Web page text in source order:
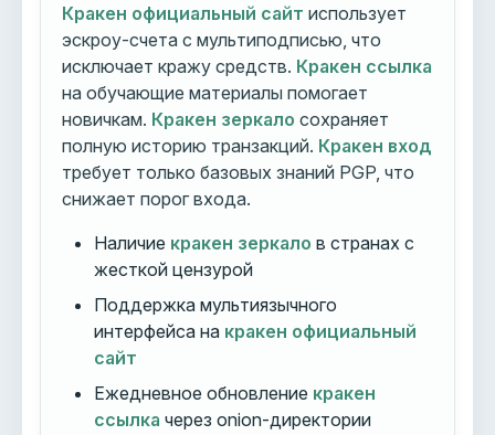
Кракен официальный сайт использует
эскроу-счета с мультиподписью, что
исключает кражу средств. Кракен ссылка
на обучающие материалы помогает
новичкам. Кракен зеркало сохраняет
полную историю транзакций. Кракен вход
требует только базовых знаний PGP, что
снижает порог входа.
Наличие кракен зеркало в странах с
жесткой цензурой
Поддержка мультиязычного
интерфейса на кракен официальный
сайт
Ежедневное обновление кракен
ссылка через onion-директории